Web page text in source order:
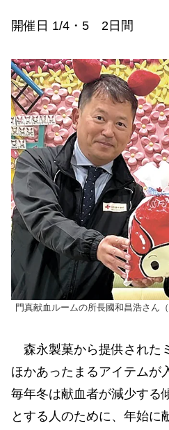
開催日 1/4・5 2日間
門真献血ルームの所長國和昌浩さん
森永製菓から提供された
ほかあったまるアイテムが
毎年冬は献血者が減少する
とする人のために、年始に